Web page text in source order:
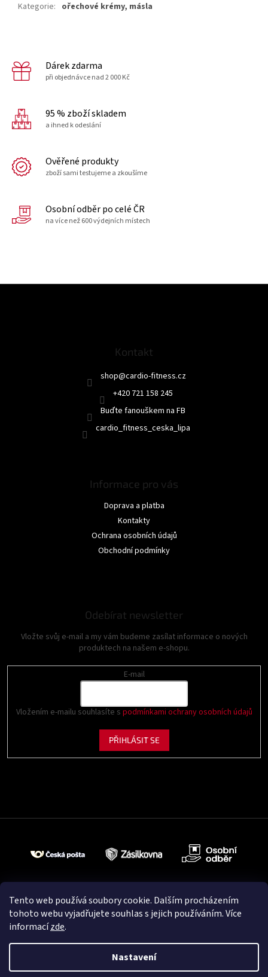
Tento web používá soubory cookie. Dalším procházením
tohoto webu vyjadřujete souhlas s jejich používáním. Více
informacízde.
Nastavení
Kategorie: ořechové krémy, másla
Dárek zdarma
při objednávce nad 2 000 Kč
95 % zboží skladem
a ihned k odeslání
Ověřené produkty
zboží sami testujeme a zkoušíme
Osobní odběr po celé ČR
na více než 600 výdejních místech
Kontakt
shop@cardio-fitness.cz
+420 721 158 245
Buďte fanouškem na FB
cardio_fitness_ceska_lipa
Informace pro vás
Doprava a platba
Kontakty
Ochrana osobních údajů
Obchodní podmínky
Odebírat newsletter
Vložte svůj e-mail a my vám budeme zasílat informace o nových
produktech na našem e-shopu.
E-mail
Vložením e-mailu souhlasíte s podmínkami ochrany osobních údajů
PŘIHLÁSIT SE
Vytvořil Shoptet